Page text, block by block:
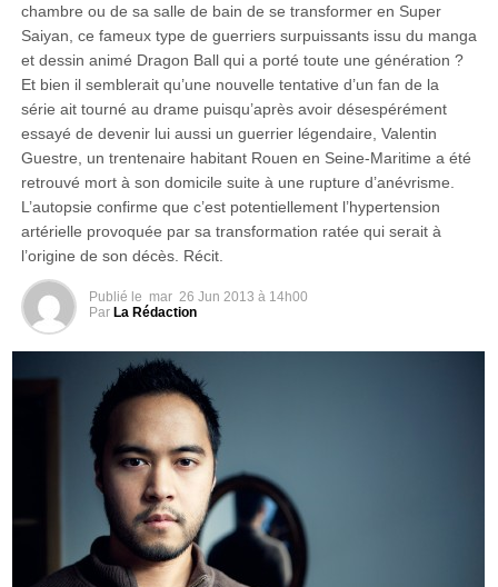
chambre ou de sa salle de bain de se transformer en Super
Saiyan, ce fameux type de guerriers surpuissants issu du manga
et dessin animé Dragon Ball qui a porté toute une génération ?
Et bien il semblerait qu’une nouvelle tentative d’un fan de la
série ait tourné au drame puisqu’après avoir désespérément
essayé de devenir lui aussi un guerrier légendaire, Valentin
Guestre, un trentenaire habitant Rouen en Seine-Maritime a été
retrouvé mort à son domicile suite à une rupture d’anévrisme.
L’autopsie confirme que c’est potentiellement l’hypertension
artérielle provoquée par sa transformation ratée qui serait à
l’origine de son décès. Récit.
Publié le mar 26 Jun 2013 à 14h00
Par La Rédaction